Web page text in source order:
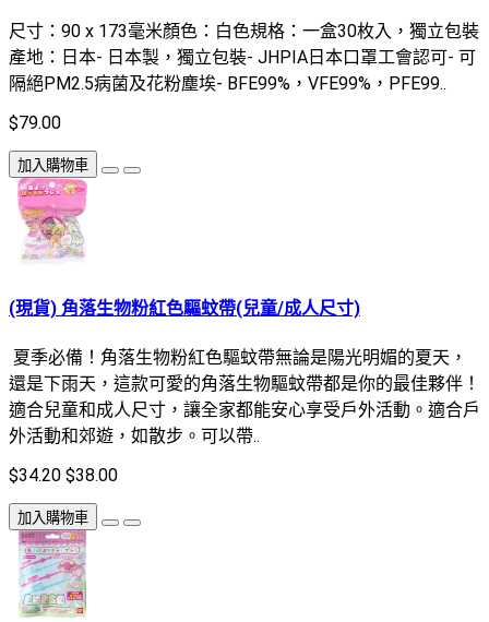
尺寸：90 x 173毫米顏色：白色規格：一盒30枚入，獨立包裝
產地：日本- 日本製，獨立包裝- JHPIA日本口罩工會認可- 可
隔絕PM2.5病菌及花粉塵埃- BFE99%，VFE99%，PFE99..
$79.00
加入購物車
(現貨) 角落生物粉紅色驅蚊帶(兒童/成人尺寸)
夏季必備！角落生物粉紅色驅蚊帶無論是陽光明媚的夏天，
還是下雨天，這款可愛的角落生物驅蚊帶都是你的最佳夥伴！
適合兒童和成人尺寸，讓全家都能安心享受戶外活動。適合戶
外活動和郊遊，如散步。可以帶..
$34.20 $38.00
加入購物車